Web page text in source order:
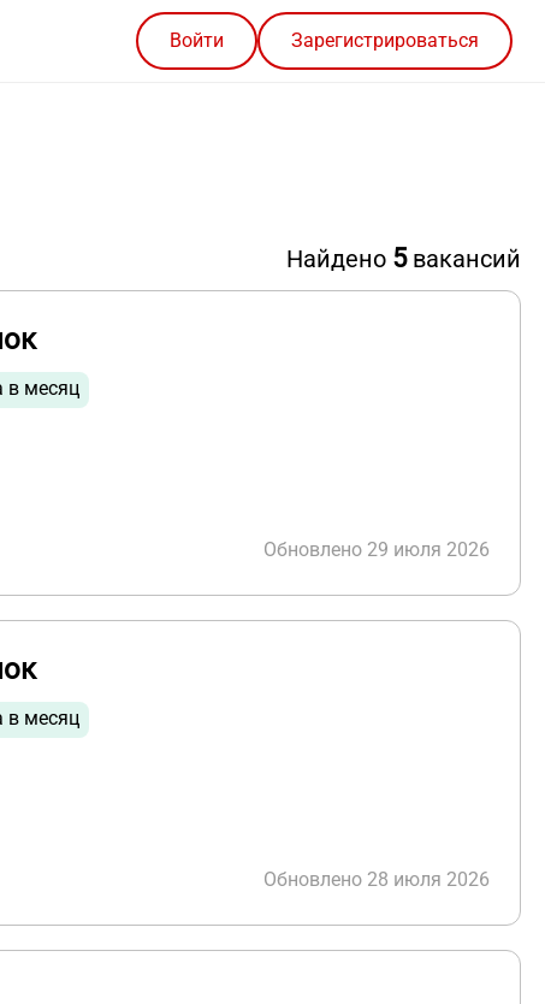
Войти Зарегистрироваться
Найдено 5вакансий
в месяц
Обновлено 29 июля 2026
в месяц
Обновлено 28 июля 2026